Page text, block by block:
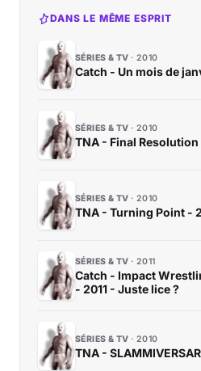
DANS LE MÊME ESPRIT
SÉRIES & TV 2010
Catch - Un mois de
SÉRIES & TV 2010
TNA - Final Resolution
SÉRIES & TV 2010
TNA - Turning Point -
SÉRIES & TV 2011
Catch - Impact
- 2011 - Juste lice ?
SÉRIES & TV 2010
TNA -